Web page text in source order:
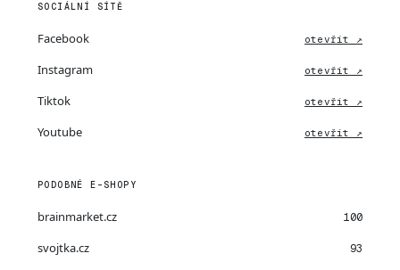
SOCIÁLNÍ SÍTĚ
Facebook otevřít ↗
Instagram otevřít ↗
Tiktok otevřít ↗
Youtube otevřít ↗
PODOBNÉ E-SHOPY
brainmarket.cz 100
svojtka.cz 93